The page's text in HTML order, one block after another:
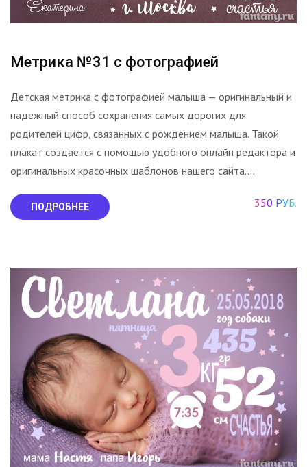
Метрика №31 с фотографией
Детская метрика с фотографией малыша — оригинальный и
надежный способ сохранения самых дорогих для
родителей цифр, связанных с рождением малыша. Такой
плакат создаётся с помощью удобного онлайн редактора и
оригинальных красочных шаблонов нашего сайта....
ПОДРОБНЕЕ 350 РУБ.